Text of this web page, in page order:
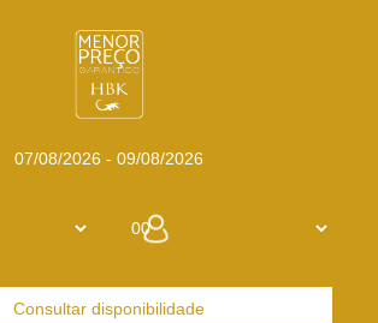
Consultar disponibilidade